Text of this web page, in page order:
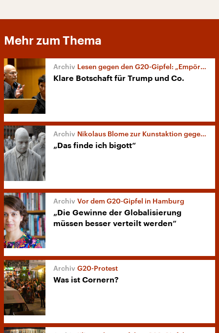
Mehr zum Thema
Lesen gegen den G20-Gipfel: „Empört Euch!“
Klare Botschaft für Trump und Co.
Nikolaus Blome zur Kunstaktion gegen G20-Gipfel
„Das finde ich bigott“
Vor dem G20-Gipfel in Hamburg
„Die Gewinne der Globalisierung
müssen besser verteilt werden“
G20-Protest
Was ist Cornern?